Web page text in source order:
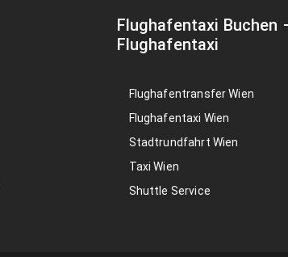
Flughafentaxi Buchen
Flughafentaxi
Flughafentransfer Wien
Flughafentaxi Wien
Stadtrundfahrt Wien
Taxi Wien
Shuttle Service